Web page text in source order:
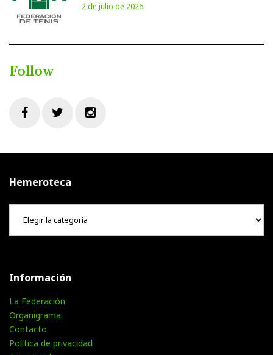
2 de julio de 2026
Follow
Hemeroteca
Hemeroteca
Información
La Federación
Organigrama
Contacto
Política de privacidad